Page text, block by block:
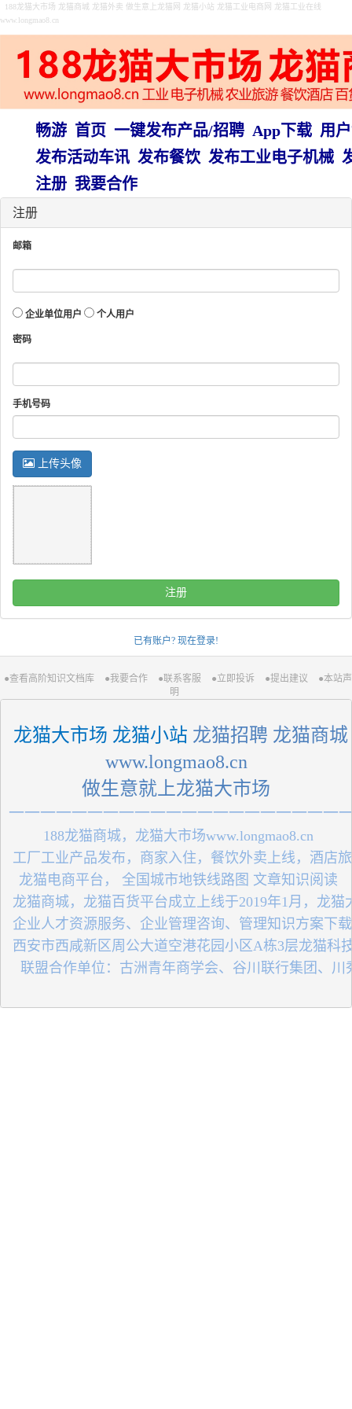
188龙猫大市场 龙猫商城 龙猫外卖 做生意上龙猫网 龙猫小站 龙猫工业电商网 龙猫工业在线
www.longmao8.cn
畅游 首页 一键发布产品/招聘 App下载 用
发布活动车讯 发布餐饮 发布工业电子机械
注册 我要合作
注册
邮箱
企业单位用户 个人用户
密码
手机号码
上传头像
注册
已有账户? 现在登录!
●查看高阶知识文档库 ●我要合作 ●联系客服 ●立即投诉 ●提出建议
●本站声
明
龙猫大市场 龙猫小站 龙猫招聘 龙猫商城
www.longmao8.cn
做生意就上龙猫大市场
一一一一一一一一一一一一一一一一一一一一一
188龙猫商城，龙猫大市场www.longmao8.cn
工厂工业产品发布，商家入住，餐饮外卖上线，酒店
龙猫电商平台， 全国城市地铁线路图 文章知识阅读
龙猫商城，龙猫百货平台成立上线于2019年1月，龙
企业人才资源服务、企业管理咨询、管理知识方案下
西安市西咸新区周公大道空港花园小区A栋3层龙猫科
联盟合作单位：古洲青年商学会、谷川联行集团、川